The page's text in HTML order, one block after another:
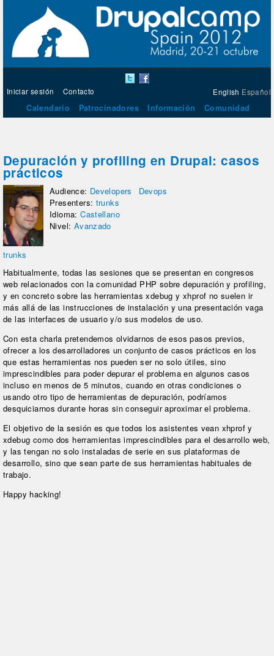
English Español
Iniciar sesión Contacto
Calendario Patrocinadores Información Comunidad
Depuración y profiling en Drupal: casos
prácticos
trunks
Audience: Developers
Devops
Presenters: trunks
Idioma:Castellano
Nivel: Avanzado
Habitualmente, todas las sesiones que se presentan en congresos
web relacionados con la comunidad PHP sobre depuración y profiling,
y en concreto sobre las herramientas xdebug y xhprof no suelen ir
más allá de las instrucciones de instalación y una presentación vaga
de las interfaces de usuario y/o sus modelos de uso.
Con esta charla pretendemos olvidarnos de esos pasos previos,
ofrecer a los desarrolladores un conjunto de casos prácticos en los
que estas herramientas nos pueden ser no solo útiles, sino
imprescindibles para poder depurar el problema en algunos casos
incluso en menos de 5 minutos, cuando en otras condiciones o
usando otro tipo de herramientas de depuración, podríamos
desquiciarnos durante horas sin conseguir aproximar el problema.
El objetivo de la sesión es que todos los asistentes vean xhprof y
xdebug como dos herramientas imprescindibles para el desarrollo web,
y las tengan no solo instaladas de serie en sus plataformas de
desarrollo, sino que sean parte de sus herramientas habituales de
trabajo.
Happy hacking!